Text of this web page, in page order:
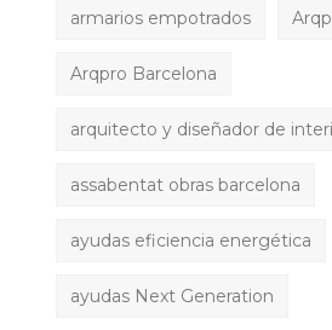
armarios empotrados
Arqpro Barcelona
arquitecto y diseñador de
assabentat obras barcelona
ayudas eficiencia energética
ayudas Next Generation